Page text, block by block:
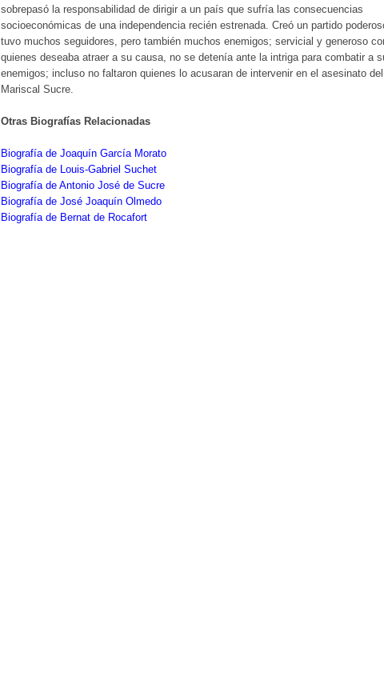
sobrepasó la responsabilidad de dirigir a un país que sufría las consecuencias
socioeconómicas de una independencia recién estrenada. Creó un partido
tuvo muchos seguidores, pero también muchos enemigos; servicial y generoso
quienes deseaba atraer a su causa, no se detenía ante la intriga para combatir a
enemigos; incluso no faltaron quienes lo acusaran de intervenir en el asesinato del
Mariscal Sucre.
Otras Biografías Relacionadas
Biografía de Joaquín García Morato
Biografía de Louis-Gabriel Suchet
Biografía de Antonio José de Sucre
Biografía de José Joaquín Olmedo
Biografía de Bernat de Rocafort